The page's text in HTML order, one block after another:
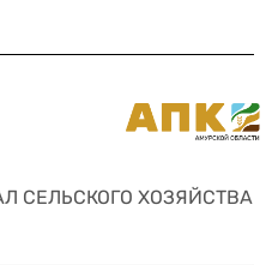
СЕЛЬСКОГО ХОЗЯЙСТВА